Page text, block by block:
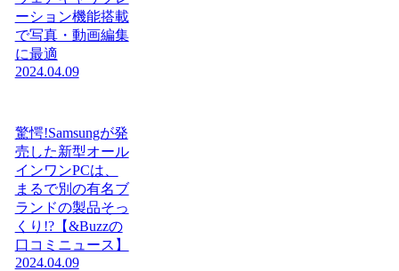
ーション機能搭載
で写真・動画編集
に最適
2024.04.09
驚愕!Samsungが発
売した新型オール
インワンPCは、
まるで別の有名ブ
ランドの製品そっ
くり!?【&Buzzの
口コミニュース】
2024.04.09